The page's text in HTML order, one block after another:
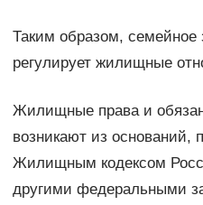
Таким образом, семейное
регулирует жилищные
Жилищные права и
возникают из оснований,
Жилищным кодексом
другими федеральными